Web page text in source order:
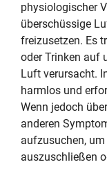
physiologischer
überschüssige
freizusetzen. Es
oder Trinken auf
Luft verursacht.
harmlos und
Wenn jedoch
anderen
aufzusuchen,
auszuschließen